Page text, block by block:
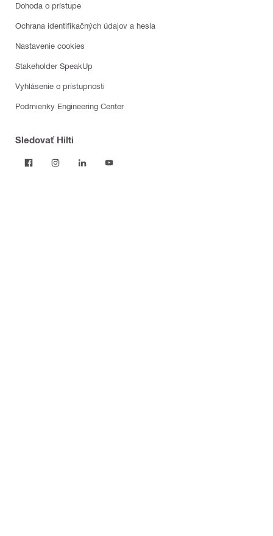
Dohoda o prístupe
Ochrana identifikačných údajov a hesla
Nastavenie cookies
Stakeholder SpeakUp
Vyhlásenie o prístupnosti
Podmienky Engineering Center
Sledovať Hilti